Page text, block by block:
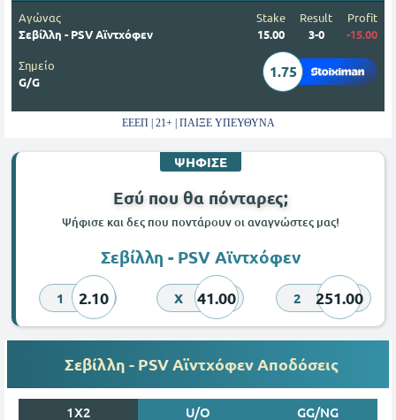
Αγώνας
Σεβίλλη - PSV Αϊντχόφεν
Stake
15.00
Result
3-0
Profit
-15.00
Σημείο
G/G
1.75
ΕΕΕΠ | 21+ | ΠΑΙΞΕ ΥΠΕΥΘΥΝΑ
ΨΗΦΙΣΕ
Εσύ που θα πόνταρες;
Ψήφισε και δες που ποντάρουν οι αναγνώστες μας!
Σεβίλλη - PSV Αϊντχόφεν
1 2.10 X 41.00 2 251.00
Σεβίλλη - PSV Αϊντχόφεν Αποδόσεις
1X2 U/O GG/NG